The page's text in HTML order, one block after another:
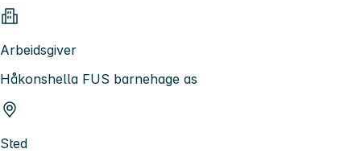
Arbeidsgiver
Håkonshella FUS barnehage as
Sted